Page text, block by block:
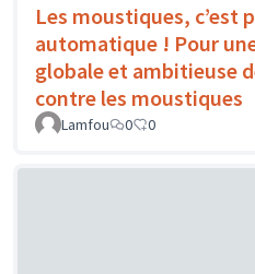
Les moustiques, c’est
automatique ! Pour
globale et ambitieuse
contre les moustiques
Lamfou 0 0